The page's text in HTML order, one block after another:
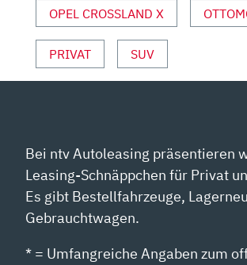
YOUTUBE
ANZEIGEN
OPEL CROSSLAND X
PRIVAT SUV
Bei ntv Autoleasing präsentieren
Leasing-Schnäppchen für Privat
Es gibt Bestellfahrzeuge,
Gebrauchtwagen.
* = Umfangreiche Angaben zum